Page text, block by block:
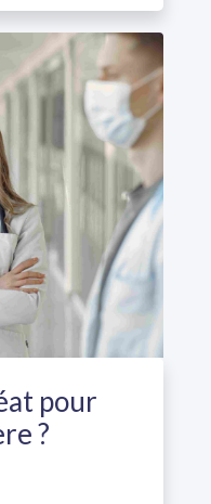
pour
?